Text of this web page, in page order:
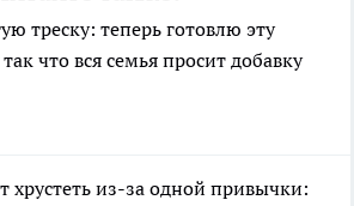
треску: теперь готовлю эту
что вся семья просит добавку
хрустеть из-за одной привычки: